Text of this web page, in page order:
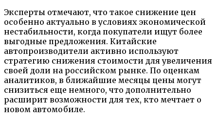
Эксперты отмечают, что такое снижение цен
особенно актуально в условиях экономической
нестабильности, когда покупатели ищут более
выгодные предложения. Китайские
автопроизводители активно используют
стратегию снижения стоимости для увеличения
своей доли на российском рынке. По оценкам
аналитиков, в ближайшие месяцы цены могут
снизиться еще немного, что дополнительно
расширит возможности для тех, кто мечтает о
новом автомобиле.